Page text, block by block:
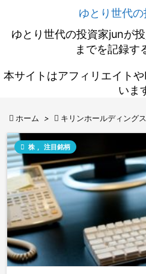
ゆとり世代
ゆとり世代の投資家junが
までを記録す
本サイトはアフィリエイト
いま
 ホーム >  キリンホールディングス
 株 , 注目銘柄